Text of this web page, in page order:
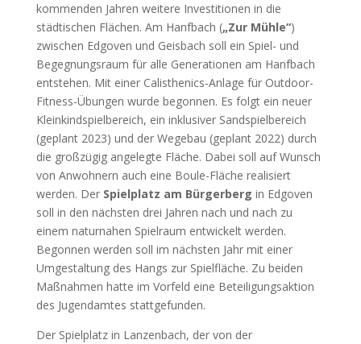
kommenden Jahren weitere Investitionen in die
städtischen Flächen. Am Hanfbach („Zur Mühle“)
zwischen Edgoven und Geisbach soll ein Spiel- und
Begegnungsraum für alle Generationen am Hanfbach
entstehen. Mit einer Calisthenics-Anlage für Outdoor-
Fitness-Übungen wurde begonnen. Es folgt ein neuer
Kleinkindspielbereich, ein inklusiver Sandspielbereich
(geplant 2023) und der Wegebau (geplant 2022) durch
die großzügig angelegte Fläche. Dabei soll auf Wunsch
von Anwohnern auch eine Boule-Fläche realisiert
werden. Der Spielplatz am Bürgerberg in Edgoven
soll in den nächsten drei Jahren nach und nach zu
einem naturnahen Spielraum entwickelt werden.
Begonnen werden soll im nächsten Jahr mit einer
Umgestaltung des Hangs zur Spielfläche. Zu beiden
Maßnahmen hatte im Vorfeld eine Beteiligungsaktion
des Jugendamtes stattgefunden.
Der Spielplatz in Lanzenbach, der von der